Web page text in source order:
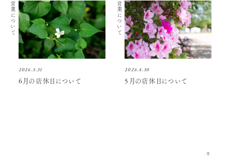
2026.5.31
営業について
6月の店休日について
2026.4.30
営業について
5月の店休日について